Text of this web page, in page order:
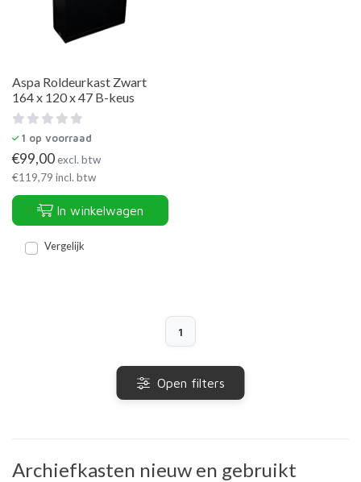
Aspa Roldeurkast Zwart
164 x 120 x 47 B-keus
1 op voorraad
€99,00excl. btw
€119,79 incl. btw
In winkelwagen
Vergelijk
1
Open filters
Archiefkasten nieuw en gebruikt